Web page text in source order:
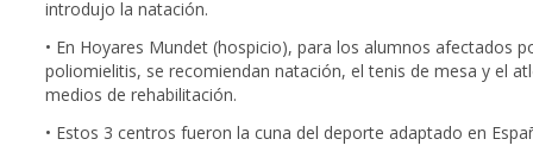
introdujo la natación.
• En Hoyares Mundet (hospicio), para los alumnos afectados
poliomielitis, se recomiendan natación, el tenis de mesa y el
medios de rehabilitación.
• Estos 3 centros fueron la cuna del deporte adaptado en